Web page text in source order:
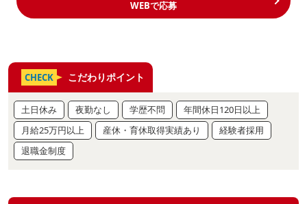
WEBで応募
CHECK こだわりポイント
土日休み 夜勤なし 学歴不問
年間休日120日以上
月給25万円以上
産休・育休取得実績あり
経験者採用
退職金制度